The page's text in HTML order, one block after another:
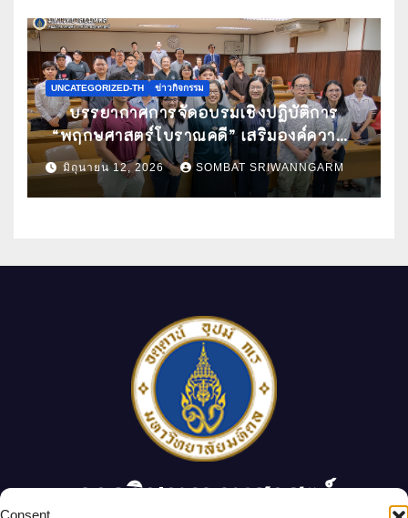
ประเทศไทย
UNCATEGORIZED-TH ข่าวกิจกรรม
บรรยากาศการจัดอบรมเชิงปฏิบัติการ
“พฤกษศาสตร์โบราณคดี” เสริมองค์ความรู้
ด้านการศึกษาซากพืชโบราณด้วยเทคนิคทาง
วิทยาศาสตร์
มิถุนายน 12, 2026 SOMBAT SRIWANNGARM
ภาควิชาพฤกษศาสตร์